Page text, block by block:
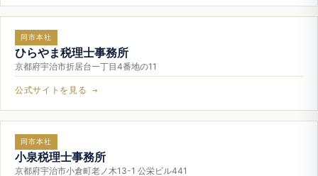
同市本社
ひらやま税理士事務所
京都府宇治市折居台一丁目4番地の11
公式サイトを見る →
同市本社
小泉税理士事務所
京都府宇治市小倉町老ノ木13-1 公栄ビル441